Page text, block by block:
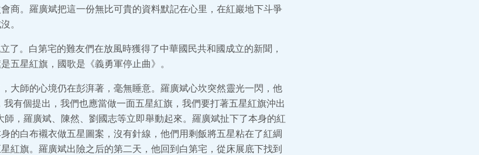
商。羅廣斌把這一份無比可貴的資料默記在心里，在紅巖地下斗爭
。
了。白第宅的難友們在放風時獲得了中華國民共和國成立的新聞，
五星紅旗，國歌是《義勇軍停止曲》。
大師的心境仍在彭湃著，毫無睡意。羅廣斌心坎突然靈光一閃，他
我有個提出，我們也應當做一面五星紅旗，我們要打著五星紅旗沖出
師，羅廣斌、陳然、劉國志等立即舉動起來。羅廣斌扯下了本身的紅
的白布襯衣做五星圖案，沒有針線，他們用剩飯將五星粘在了紅綢
紅旗。羅廣斌出險之后的第二天，他回到白第宅，從床展底下找到